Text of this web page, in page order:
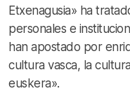
Etxenagusia» ha
personales e
han apostado por
cultura vasca, la
euskera».